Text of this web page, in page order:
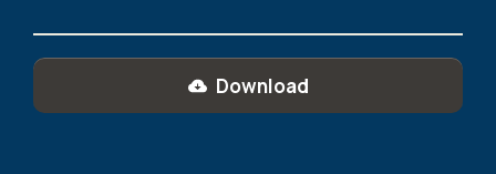
Download